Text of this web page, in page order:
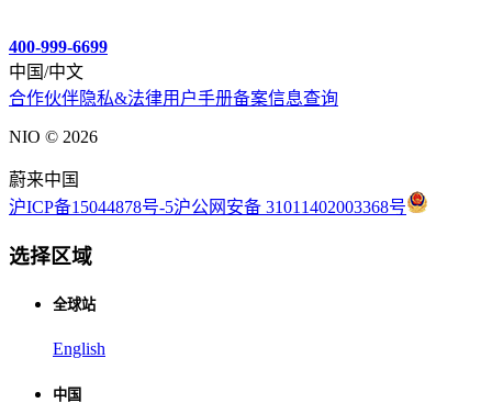
400-999-6699
中国/中文
合作伙伴隐私&法律用户手册备案信息查询
NIO © 2026
蔚来中国
沪ICP备15044878号-5沪公网安备 31011402003368号
选择区域
全球站
English
中国